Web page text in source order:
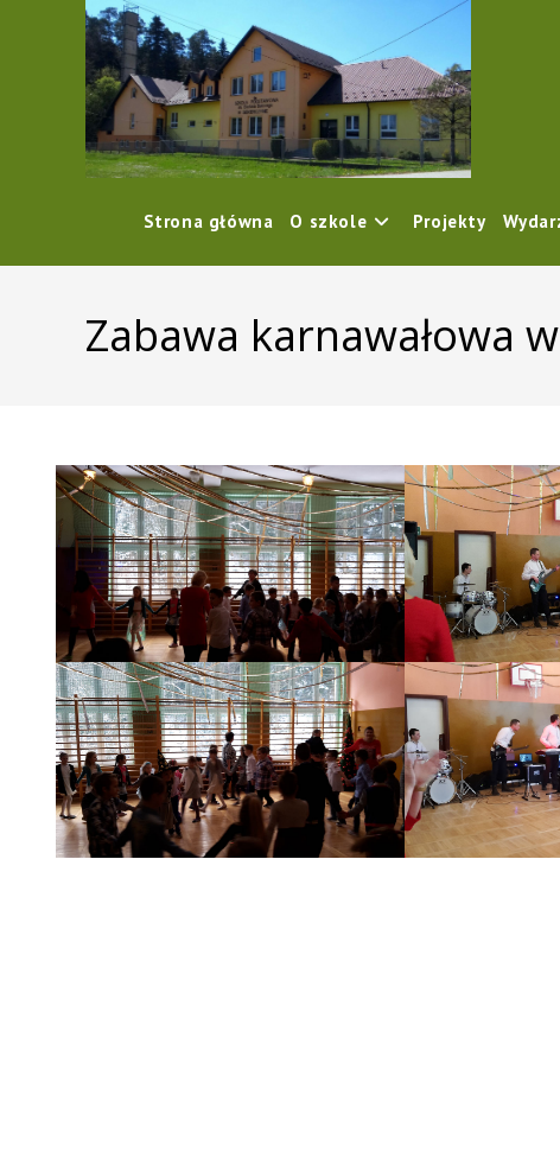
Strona główna O szkole Projekty
Zabawa karnawałowa